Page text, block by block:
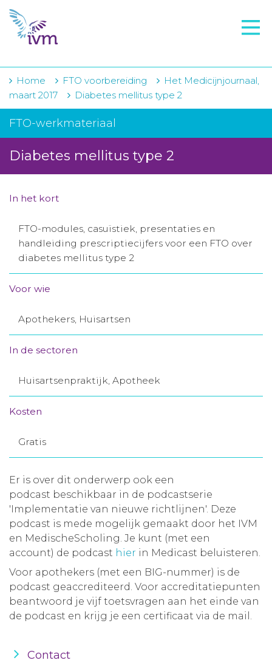
VMI
FTO voorbereiding
IVM-academie
Zorginstellingen
Voorschrijfgedrag
Projecten
Contact
Winkelwagentje
Aanmelden nieuwsbrief
Inloggen
Home FTO voorbereiding
Het Medicijnjournaal,
maart 2017
Diabetes mellitus type 2
FTO-werkmateriaal
Diabetes mellitus type 2
In het kort
FTO-modules, casuïstiek, presentaties en
handleiding prescriptiecijfers voor een FTO over
diabetes mellitus type 2
Voor wie
Apothekers, Huisartsen
In de sectoren
Huisartsenpraktijk, Apotheek
Kosten
Gratis
Er is over dit onderwerp ook een
podcast beschikbaar in de podcastserie
'Implementatie van nieuwe richtlijnen'. Deze
podcast is mede mogelijk gemaakt door het IVM
en MedischeScholing. Je kunt (met een
account) de podcast hier in Medicast beluisteren.
Voor apothekers (met een BIG-nummer) is de
podcast geaccrediteerd. Voor accreditatiepunten
beantwoord je vijf toetsvragen aan het einde van
de podcast en krijg je een certificaat via de mail.
Contact